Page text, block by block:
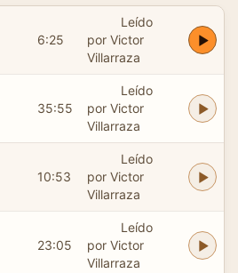
6:25
Leído
por Victor
Villarraza
35:55
Leído
por Victor
Villarraza
10:53
Leído
por Victor
Villarraza
23:05
Leído
por Victor
Villarraza